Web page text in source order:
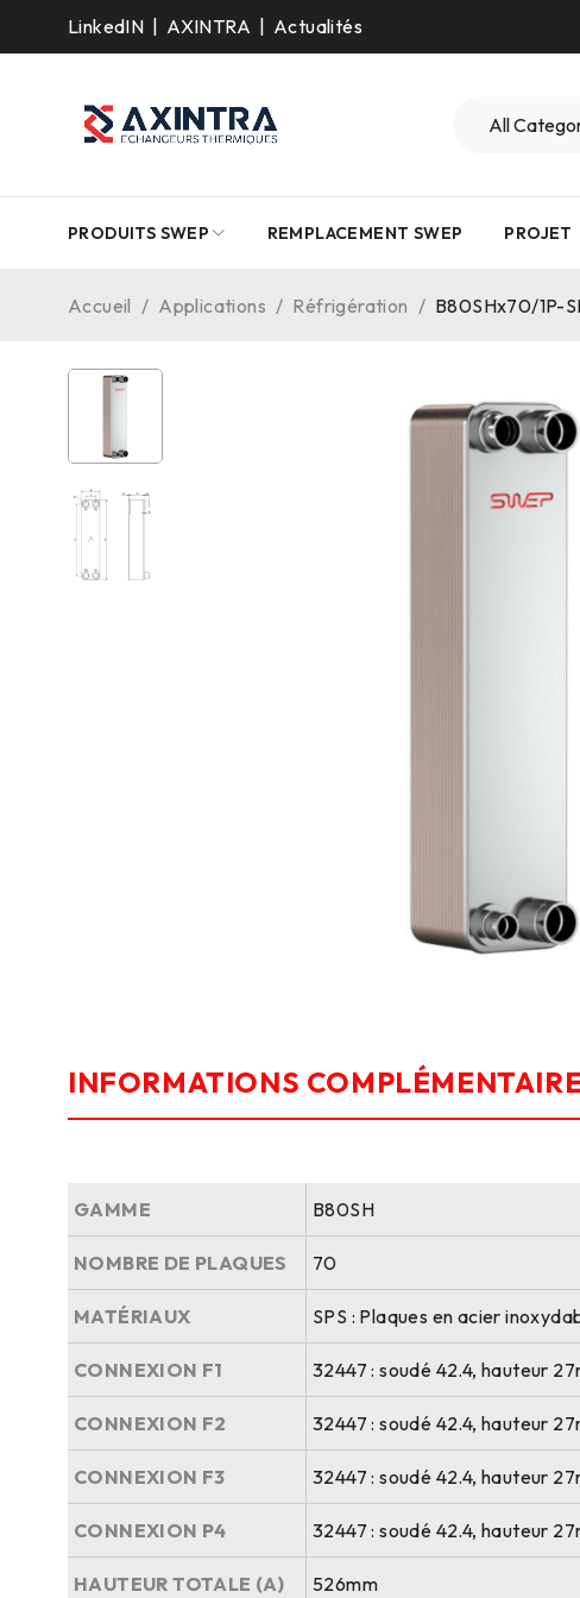
LinkedIN AXINTRA Actualités
PRODUITS SWEP REMPLACEMENT SWEP PROJET
Accueil / Applications / Réfrigération / B80SHx70/1P-
INFORMATIONS
GAMME B80SH
NOMBRE DE PLAQUES 70
MATÉRIAUX SPS : Plaques en acier
CONNEXION F1 32447 : soudé 42.4, hauteur
CONNEXION F2 32447 : soudé 42.4, hauteur
CONNEXION F3 32447 : soudé 42.4, hauteur
CONNEXION P4 32447 : soudé 42.4, hauteur
HAUTEUR TOTALE (A) 526mm